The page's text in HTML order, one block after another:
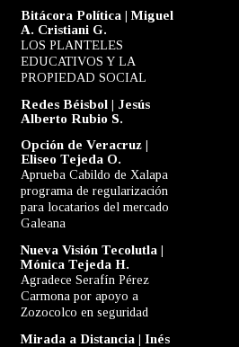
Bitácora Política | Miguel
A. Cristiani G.
LOS PLANTELES
EDUCATIVOS Y LA
PROPIEDAD SOCIAL
Redes Béisbol | Jesús
Alberto Rubio S.
Opción de Veracruz |
Eliseo Tejeda O.
Aprueba Cabildo de Xalapa
programa de regularización
para locatarios del mercado
Galeana
Nueva Visión Tecolutla |
Mónica Tejeda H.
Agradece Serafín Pérez
Carmona por apoyo a
Zozocolco en seguridad
Mirada a Distancia | Inés